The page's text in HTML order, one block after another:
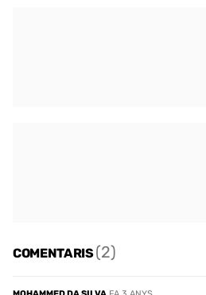
COMENTARIS(2)